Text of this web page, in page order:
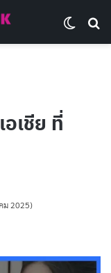
เชีย ที่
ม 2025)